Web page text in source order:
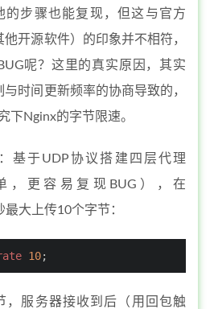
的步骤也能复现，但这与官方
开源软件）的印象并不相符，
呢？这里的真实原因，其实
时间更新频率的协商导致的，
下Nginx的字节限速。
基于UDP协议搭建四层代理
，更容易复现BUG），在
大上传10个字节：
10;
，服务器接收到后（用回包触